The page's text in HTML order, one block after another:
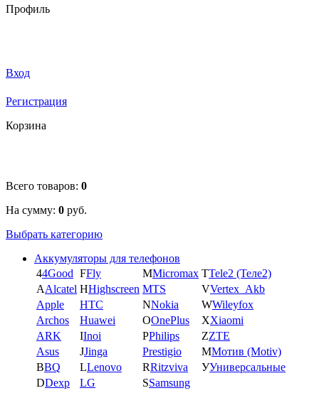
Профиль
Вход
Регистрация
Корзина
Всего товаров: 0
На сумму: 0 руб.
Выбрать категорию
Аккумуляторы для телефонов
44Good FFly MMicromax TTele2 (Теле2)
AAlcatel HHighscreen MTS VVertex_Akb
Apple
HTC NNokia WWileyfox
Archos
Huawei OOnePlus XXiaomi
ARK
IInoi PPhilips ZZTE
Asus
JJinga Prestigio ММотив (Motiv)
BBQ LLenovo RRitzviva УУниверсальные
DDexp LG SSamsung